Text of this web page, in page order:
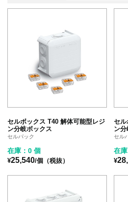
セルボックス T40 解体可能型レジ
ン分岐ボックス
セルパック
在庫：0 個
¥25,540/個（税抜）
セ
ン
セル
在
¥